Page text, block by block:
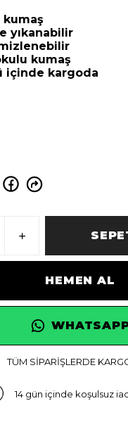
yıkanabilir
kumaş
içinde kargoda
HEMEN AL
TÜM SİPARİŞLERDE
14 gün içinde koşulsuz